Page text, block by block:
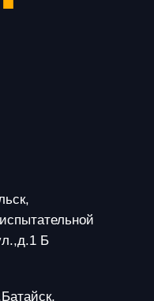
Б